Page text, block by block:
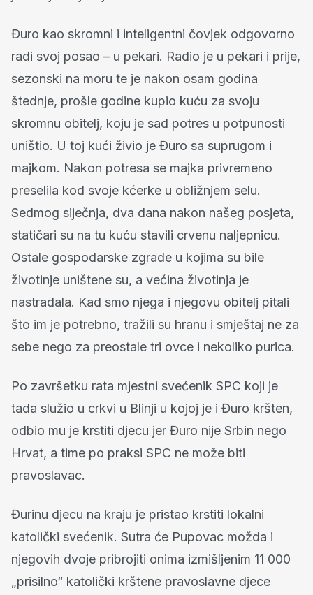
Đuro kao skromni i inteligentni čovjek odgovorno
radi svoj posao – u pekari. Radio je u pekari i prije,
sezonski na moru te je nakon osam godina
štednje, prošle godine kupio kuću za svoju
skromnu obitelj, koju je sad potres u potpunosti
uništio. U toj kući živio je Đuro sa suprugom i
majkom. Nakon potresa se majka privremeno
preselila kod svoje kćerke u obližnjem selu.
Sedmog siječnja, dva dana nakon našeg posjeta,
statičari su na tu kuću stavili crvenu naljepnicu.
Ostale gospodarske zgrade u kojima su bile
životinje uništene su, a većina životinja je
nastradala. Kad smo njega i njegovu obitelj pitali
što im je potrebno, tražili su hranu i smještaj ne za
sebe nego za preostale tri ovce i nekoliko purica.
Po završetku rata mjestni svećenik SPC koji je
tada služio u crkvi u Blinji u kojoj je i Đuro kršten,
odbio mu je krstiti djecu jer Đuro nije Srbin nego
Hrvat, a time po praksi SPC ne može biti
pravoslavac.
Đurinu djecu na kraju je pristao krstiti lokalni
katolički svećenik. Sutra će Pupovac možda i
njegovih dvoje pribrojiti onima izmišljenim 11 000
„prisilno“ katolički krštene pravoslavne djece